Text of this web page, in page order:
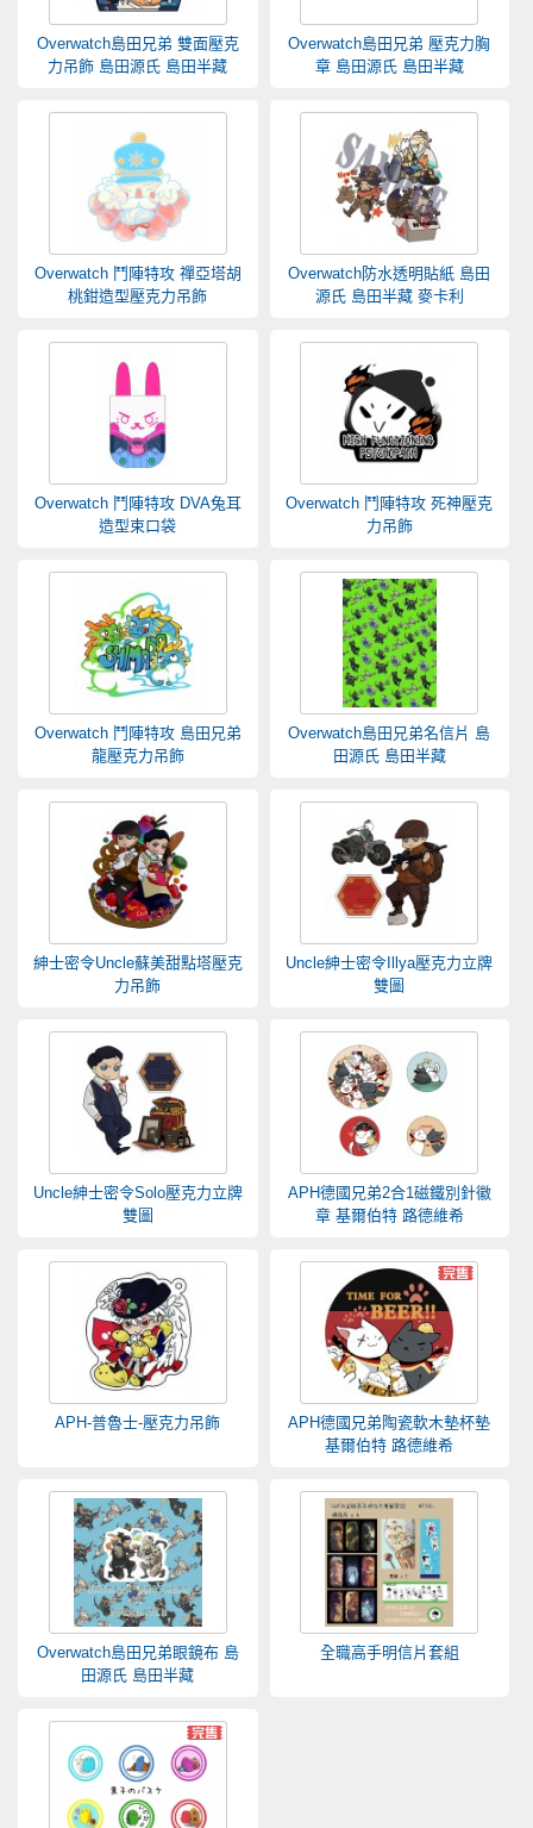
Overwatch島田兄弟 雙面壓克
力吊飾 島田源氏 島田半藏
Overwatch島田兄弟 壓克力胸
章 島田源氏 島田半藏
Overwatch 鬥陣特攻 禪亞塔胡
桃鉗造型壓克力吊飾
Overwatch防水透明貼紙 島田
源氏 島田半藏 麥卡利
Overwatch 鬥陣特攻 DVA兔耳
造型束口袋
Overwatch 鬥陣特攻 死神壓克
力吊飾
Overwatch 鬥陣特攻 島田兄弟
龍壓克力吊飾
Overwatch島田兄弟名信片 島
田源氏 島田半藏
紳士密令Uncle蘇美甜點塔壓克
力吊飾
Uncle紳士密令Illya壓克力立牌
雙圖
Uncle紳士密令Solo壓克力立牌
雙圖
APH德國兄弟2合1磁鐵別針徽
章 基爾伯特 路德維希
APH-普魯士-壓克力吊飾
APH德國兄弟陶瓷軟木墊杯墊
基爾伯特 路德維希
Overwatch島田兄弟眼鏡布 島
田源氏 島田半藏
全職高手明信片套組